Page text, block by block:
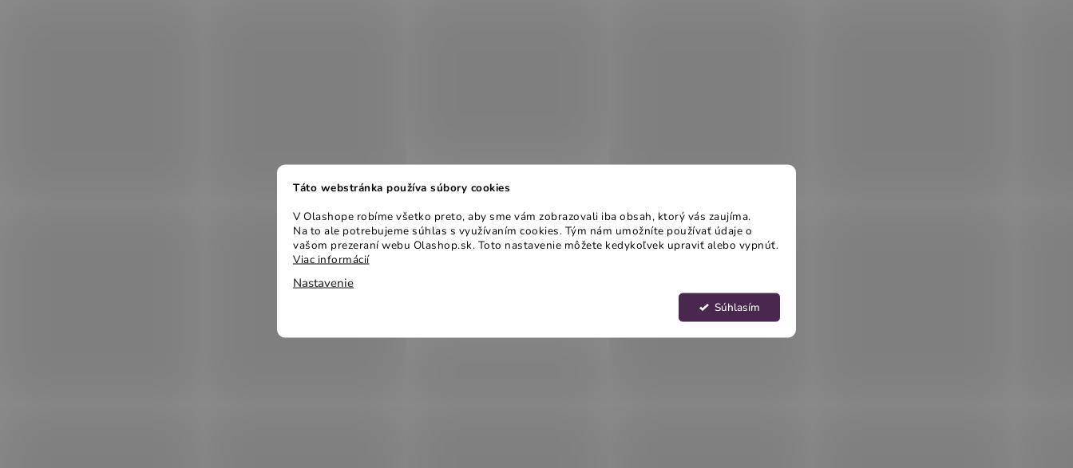
Táto webstránka používa súbory cookies
V Olashope robíme všetko preto, aby sme vám zobrazovali iba obsah, ktorý vás zaujíma.
Na to ale potrebujeme súhlas s využívaním cookies. Tým nám umožníte používať údaje o
vašom prezeraní webu Olashop.sk. Toto nastavenie môžete kedykoľvek upraviť alebo vypnúť.
Viac informácií
Nastavenie
Súhlasím